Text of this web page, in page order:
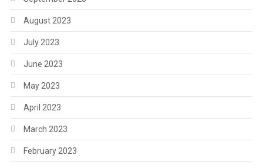
August 2023
July 2023
June 2023
May 2023
April 2023
March 2023
February 2023